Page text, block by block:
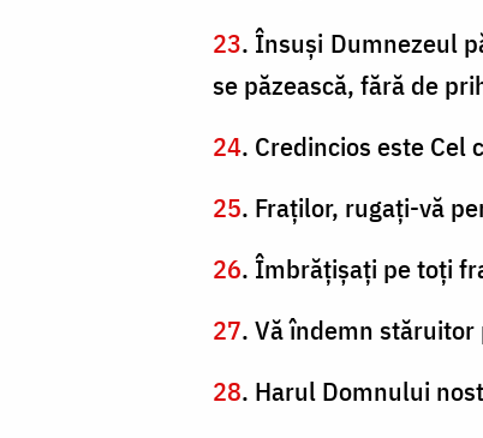
23. Însuşi Dumnezeul
se păzească, fără de
24. Credincios este Cel
25. Fraţilor, rugaţi-vă
26. Îmbrăţişaţi pe toţi
27. Vă îndemn
28. Harul Domnului